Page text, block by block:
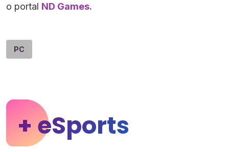
o portal ND Games.
PC
+ eSports